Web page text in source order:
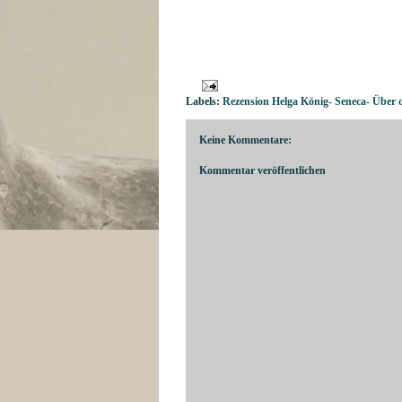
Labels: Rezension Helga König- Seneca- Über
Keine Kommentare:
Kommentar veröffentlichen